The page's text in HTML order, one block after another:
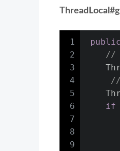
1
2
3
4
5
6
7
8
9
public
//
//
if